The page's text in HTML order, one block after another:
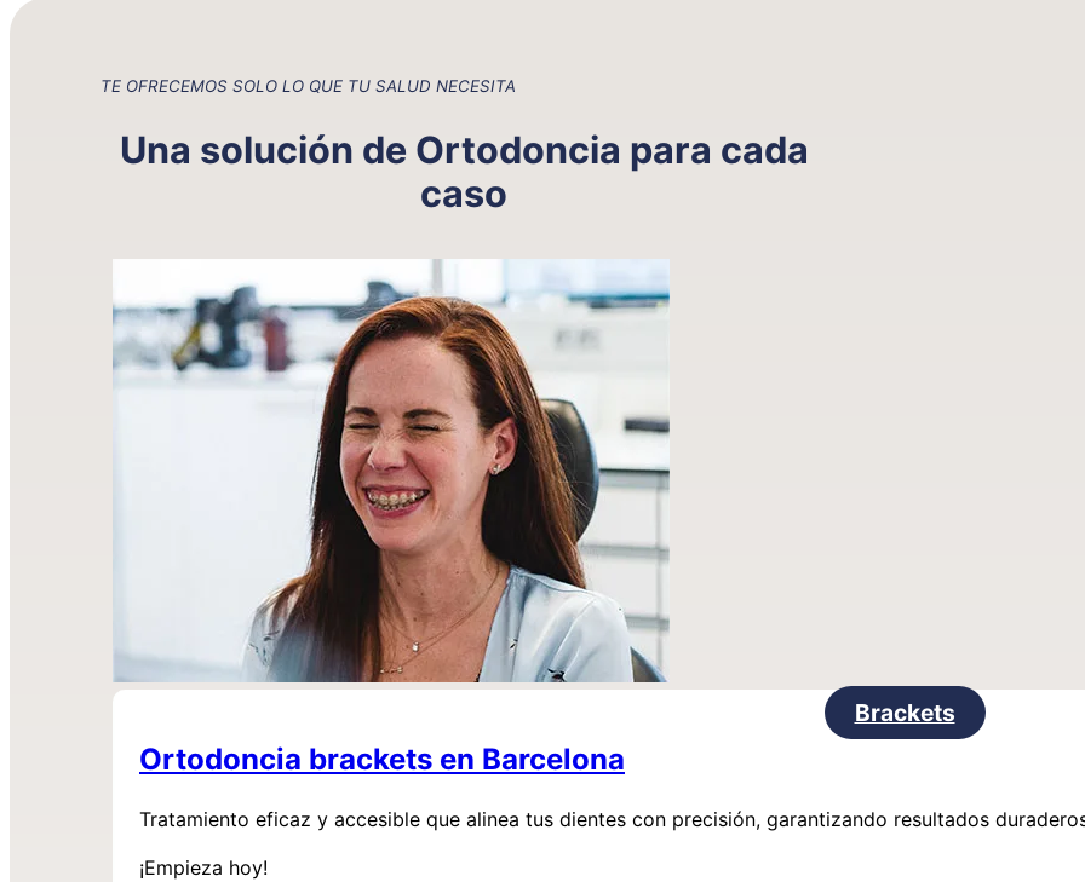
TE OFRECEMOS SOLO LO QUE TU SALUD NECESITA
Una solución de Ortodoncia para cada
caso
Brackets
Ortodoncia brackets en Barcelona
Tratamiento eficaz y accesible que alinea tus dientes con precisión, garantizando resultados
¡Empieza hoy!